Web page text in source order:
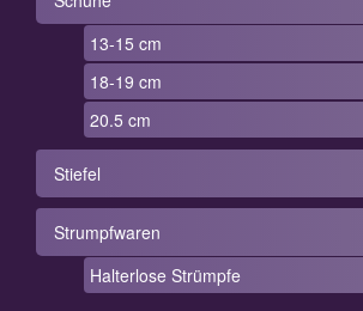
13-15 cm
18-19 cm
20.5 cm
Stiefel
Strumpfwaren
Halterlose Strümpfe